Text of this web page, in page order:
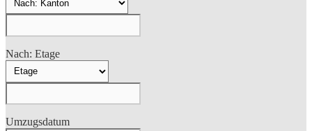
Nach: Etage
Umzugsdatum